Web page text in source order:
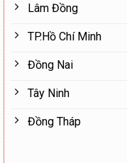
Lâm Đồng
TP.Hồ Chí Minh
Đồng Nai
Tây Ninh
Đồng Tháp